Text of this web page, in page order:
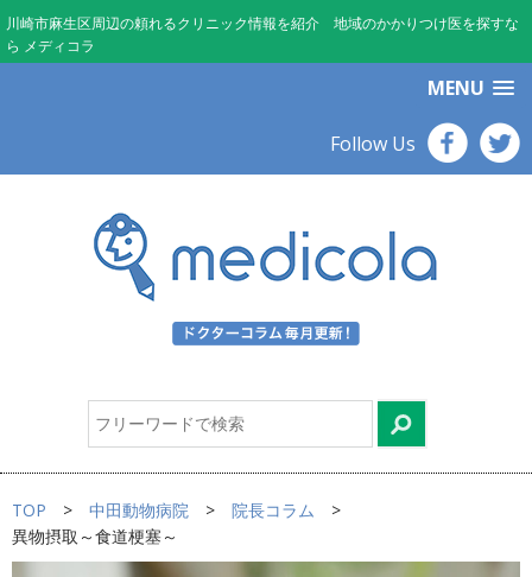
川崎市麻生区周辺の頼れるクリニック情報を紹介 地域のかかりつけ医を探すな
ら メディコラ
MENU
Follow Us
TOP 中田動物病院
院長コラム
異物摂取～食道梗塞～